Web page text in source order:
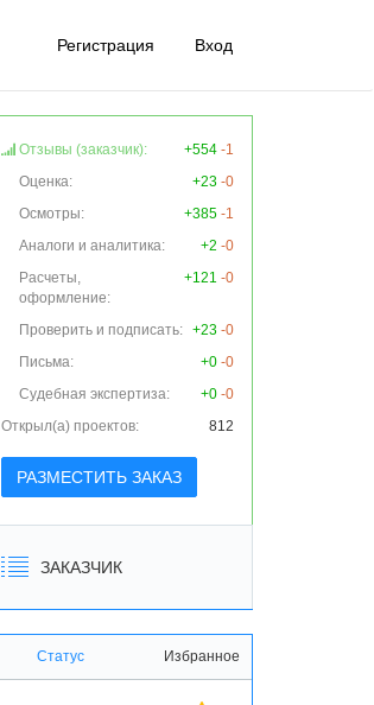
Регистрация Вход
Отзывы (заказчик): +554 -1
Оценка:
+23 -0
Осмотры:
+385 -1
Аналоги и аналитика:
+2 -0
Расчеты,
оформление:
+121 -0
Проверить и подписать: +23 -0
Письма:
+0 -0
Судебная экспертиза:
+0 -0
Открыл(а) проектов:
812
РАЗМЕСТИТЬ ЗАКАЗ
ЗАКАЗЧИК
Статус Избранное